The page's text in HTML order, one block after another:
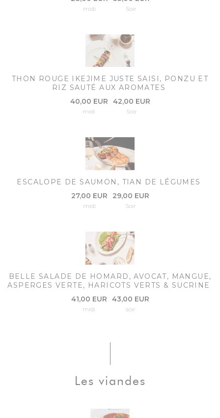
midi Soir
THON ROUGE IKEJIME JUSTE SAISI, PONZU ET
RIZ SAUTÉ AUX AROMATES
40,00 EUR
midi
42,00 EUR
Soir
ESCALOPE DE SAUMON, TIAN DE LÉGUMES
27,00 EUR
midi
29,00 EUR
Soir
BELLE SALADE DE HOMARD, AVOCAT, MANGUE,
ASPERGES VERTE, HARICOTS VERTS & SUCRINE
41,00 EUR
midi
43,00 EUR
soir
Les viandes